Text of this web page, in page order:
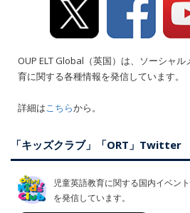
OUP ELT Global（英国）は、ソーシャ
育に関する各種情報を発信しています。
詳細はこちらから。
「キッズクラブ」「ORT」Twitter
児童英語教育に関する国内イベン
を発信しています。